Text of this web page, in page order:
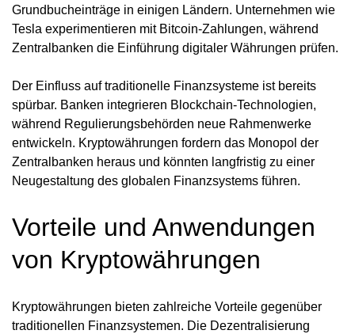
Grundbucheinträge in einigen Ländern. Unternehmen wie
Tesla experimentieren mit Bitcoin-Zahlungen, während
Zentralbanken die Einführung digitaler Währungen prüfen.
Der Einfluss auf traditionelle Finanzsysteme ist bereits
spürbar. Banken integrieren Blockchain-Technologien,
während Regulierungsbehörden neue Rahmenwerke
entwickeln. Kryptowährungen fordern das Monopol der
Zentralbanken heraus und könnten langfristig zu einer
Neugestaltung des globalen Finanzsystems führen.
Vorteile und Anwendungen
von Kryptowährungen
Kryptowährungen bieten zahlreiche Vorteile gegenüber
traditionellen Finanzsystemen. Die Dezentralisierung